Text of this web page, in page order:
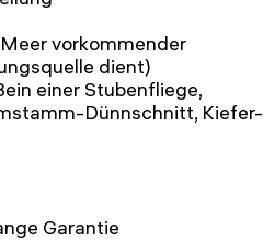
vorkommender
dient)
einer Stubenfliege,
Dünnschnitt, Kiefer-
Garantie